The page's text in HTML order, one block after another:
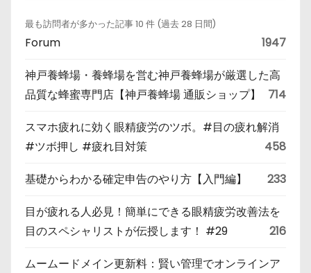
最も訪問者が多かった記事 10 件 (過去 28 日間)
Forum 1947
神戸養蜂場・養蜂場を営む神戸養蜂場が厳選した高
品質な蜂蜜専門店【神戸養蜂場 通販ショップ】
714
スマホ疲れに効く眼精疲労のツボ。#目の疲れ解消
#ツボ押し #疲れ目対策
458
基礎からわかる確定申告のやり方【入門編】 233
目が疲れる人必見！簡単にできる眼精疲労改善法を
目のスペシャリストが伝授します！ #29
216
ムームードメイン更新料：賢い管理でオンラインア